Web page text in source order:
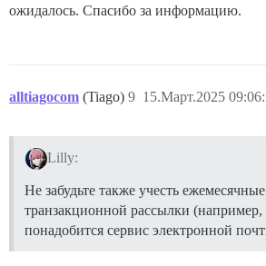
ожидалось. Спасибо за информацию.
alltiagocom (Tiago) 15.Март.2025
9
Lilly:
Не забудьте также учесть
транзакционной рассылки
понадобится сервис электронной